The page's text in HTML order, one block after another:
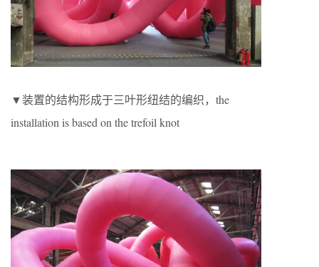
▼装置的结构形成于三叶形纽结的编织，the
installation is based on the trefoil knot